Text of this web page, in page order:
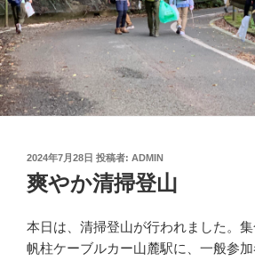
投
稿
日:
2024年7月28日 投稿者: ADMIN
爽やか清掃登山
本日は、清掃登山が行われました。
帆柱ケーブルカー山麓駅に、一般参